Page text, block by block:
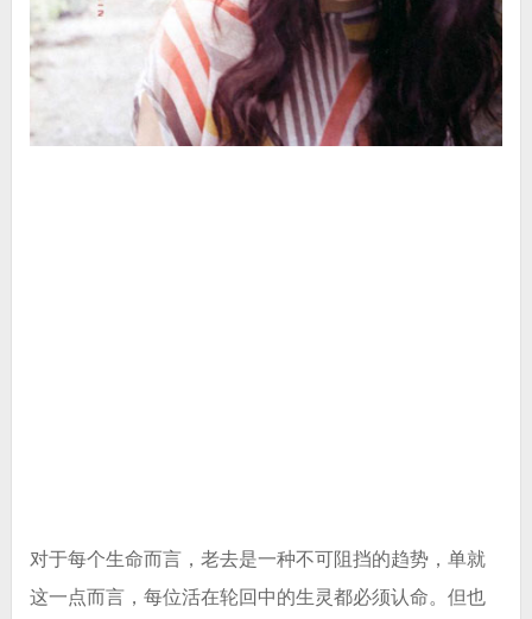
对于每个生命而言，老去是一种不可阻挡的趋势，单就
这一点而言，每位活在轮回中的生灵都必须认命。但也